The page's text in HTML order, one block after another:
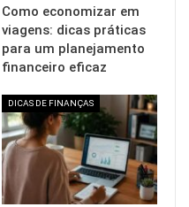
Como economizar em
viagens: dicas práticas
para um planejamento
financeiro eficaz
DICAS DE FINANÇAS